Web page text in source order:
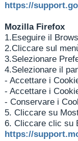
https://
Mozilla Firefox
1.Eseguire il
2.Cliccare sul
3.Selezionare
4.Selezionare il
- Accettare i
- Accettare i
- Conservare i
5. Cliccare su
6. Cliccare clic su
https://